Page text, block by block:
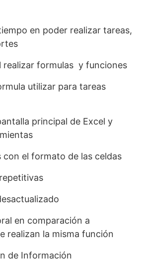
en poder realizar tareas,
realizar formulas y funciones
utilizar para tareas
principal de Excel y
con el formato de las celdas
en comparación a
realizan la misma función
de Información